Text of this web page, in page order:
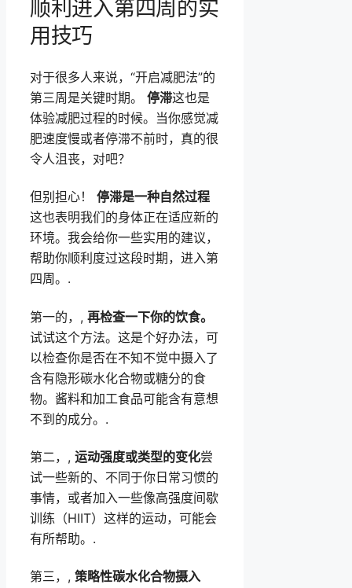
顺利进入第四周的实
用技巧
对于很多人来说，“开启减肥法”的
第三周是关键时期。 停滞这也是
体验减肥过程的时候。当你感觉减
肥速度慢或者停滞不前时，真的很
令人沮丧，对吧？
但别担心！ 停滞是一种自然过程
这也表明我们的身体正在适应新的
环境。我会给你一些实用的建议，
帮助你顺利度过这段时期，进入第
四周。.
第一的，, 再检查一下你的饮食。
试试这个方法。这是个好办法，可
以检查你是否在不知不觉中摄入了
含有隐形碳水化合物或糖分的食
物。酱料和加工食品可能含有意想
不到的成分。.
第二，, 运动强度或类型的变化尝
试一些新的、不同于你日常习惯的
事情，或者加入一些像高强度间歇
训练（HIIT）这样的运动，可能会
有所帮助。.
第三，, 策略性碳水化合物摄入